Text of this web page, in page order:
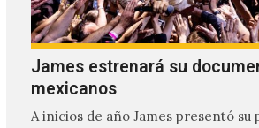
James estrenará su
mexicanos
A inicios de año James presentó